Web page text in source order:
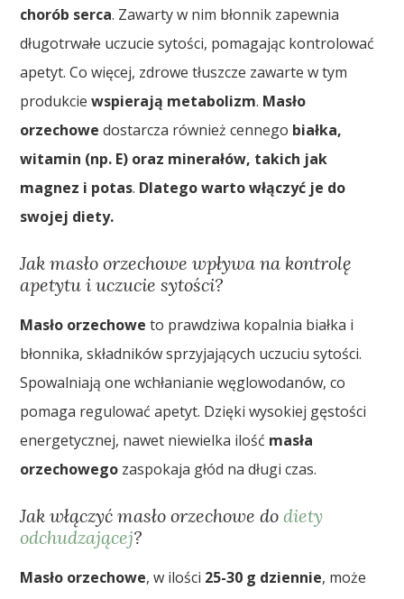
chorób serca. Zawarty w nim błonnik zapewnia
długotrwałe uczucie sytości, pomagając kontrolować
apetyt. Co więcej, zdrowe tłuszcze zawarte w tym
produkciewspierają metabolizm. Masło
orzechowe dostarcza również cennego białka,
witamin (np. E) oraz minerałów, takich jak
magnez i potas. Dlatego warto włączyć je do
swojej diety.
Jak masło orzechowe wpływa na kontrolę
apetytu i uczucie sytości?
Masło orzechowe to prawdziwa kopalnia białka i
błonnika, składników sprzyjających uczuciu sytości.
Spowalniają one wchłanianie węglowodanów, co
pomaga regulować apetyt. Dzięki wysokiej gęstości
energetycznej, nawet niewielka ilość masła
orzechowego zaspokaja głód na długi czas.
Jak włączyć masło orzechowe dodiety
odchudzającej?
Masło orzechowe, w ilości 25-30 g dziennie, może